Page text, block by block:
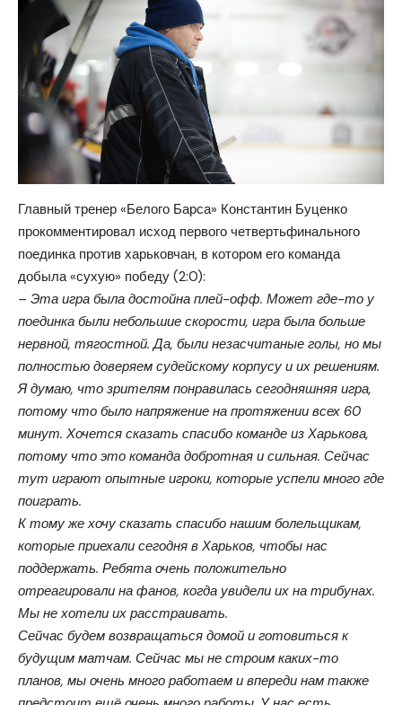
Главный тренер «Белого Барса» Константин Буценко
прокомментировал исход первого четвертьфинального
поединка против харьковчан, в котором его команда
добыла «сухую» победу (2:0):
– Эта игра была достойна плей-офф. Может где-то у
поединка были небольшие скорости, игра была больше
нервной, тягостной. Да, были незасчитаные голы, но мы
полностью доверяем судейскому корпусу и их решениям.
Я думаю, что зрителям понравилась сегодняшняя игра,
потому что было напряжение на протяжении всех 60
минут. Хочется сказать спасибо команде из Харькова,
потому что это команда добротная и сильная. Сейчас
тут играют опытные игроки, которые успели много где
поиграть.
К тому же хочу сказать спасибо нашим болельщикам,
которые приехали сегодня в Харьков, чтобы нас
поддержать. Ребята очень положительно
отреагировали на фанов, когда увидели их на трибунах.
Мы не хотели их расстраивать.
Сейчас будем возвращаться домой и готовиться к
будущим матчам. Сейчас мы не строим каких-то
планов, мы очень много работаем и впереди нам также